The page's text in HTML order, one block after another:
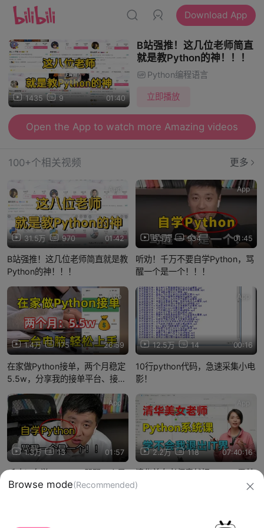
Download App
1435 9 01:40
B站强推！这几位老师简直
就是教Python的神！！！
Python编程语言
立即播放
Open the App to watch more Amazing videos
100+个相关视频 更多
31.5万 970 01:42
B站强推！这几位老师简直就是教
Python的神！！！
6.5万 934 01:45
App
听劝！千万不要自学Python，骂
醒一个是一个！！！
1.4万 175 26:59
App
在家做Python接单，两个月稳定
5.5w，分享我的接单平台、接单
12.5万 14 00:16
App
10行python代码，急速采集小电
影！
1.3万 13 01:57
App
听劝！自学Python，骂醒一个是
一个！！！
2.2万 118 07:40:16
App
清华美女老师竟然把Python零基
础入门讲的通俗易懂！5小时速通
Browse mode(Recommended)